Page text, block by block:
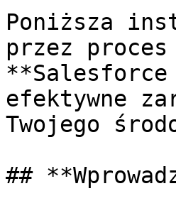
Poniższa
przez
efektywne
Twojego
##